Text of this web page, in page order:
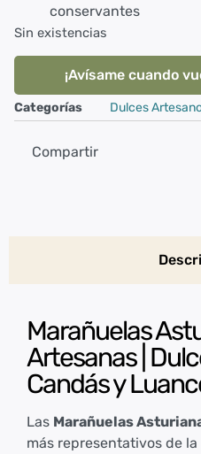
conservantes
Sin existencias
¡Avísame cuando
Categorías Dulces
Compartir
Marañuelas
Artesanas |
Candás y
Las Marañuelas
más representativos de